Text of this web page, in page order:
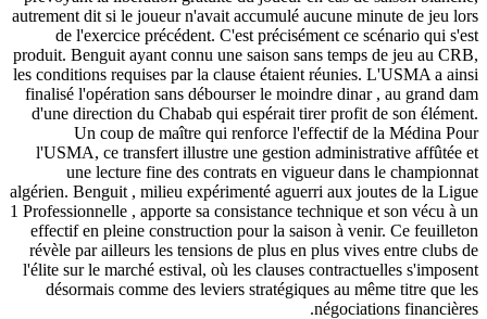
autrement dit si le joueur n'avait accumulé aucune minute de jeu lors
de l'exercice précédent. C'est précisément ce scénario qui s'est
produit. Benguit ayant connu une saison sans temps de jeu au CRB,
les conditions requises par la clause étaient réunies. L'USMA a ainsi
finalisé l'opération sans débourser le moindre dinar , au grand dam
d'une direction du Chabab qui espérait tirer profit de son élément.
Un coup de maître qui renforce l'effectif de la Médina Pour
l'USMA, ce transfert illustre une gestion administrative affûtée et
une lecture fine des contrats en vigueur dans le championnat
algérien. Benguit , milieu expérimenté aguerri aux joutes de la Ligue
1 Professionnelle , apporte sa consistance technique et son vécu à un
effectif en pleine construction pour la saison à venir. Ce feuilleton
révèle par ailleurs les tensions de plus en plus vives entre clubs de
l'élite sur le marché estival, où les clauses contractuelles s'imposent
désormais comme des leviers stratégiques au même titre que les
négociations financières.